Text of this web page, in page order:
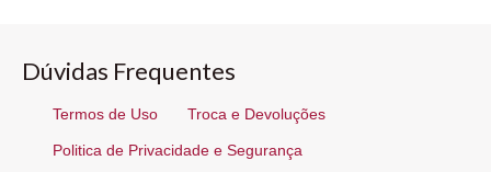
Dúvidas Frequentes
Termos de Uso Troca e Devoluções
Politica de Privacidade e Segurança